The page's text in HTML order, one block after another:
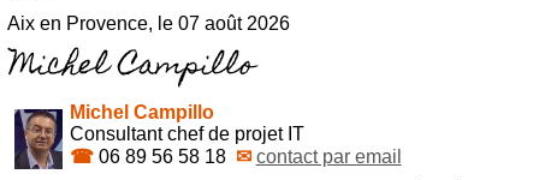
Aix en Provence, le 07 août 2026
Michel Campillo
Consultant chef de projet IT
☎ 06 89 56 58 18 ✉ contact par email